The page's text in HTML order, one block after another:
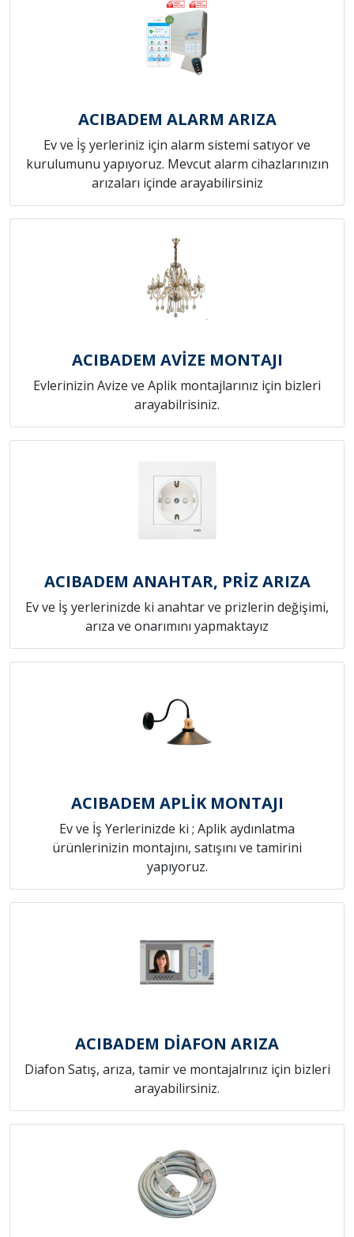
ACIBADEM ALARM ARIZA
Ev ve İş yerleriniz için alarm sistemi satıyor ve
kurulumunu yapıyoruz. Mevcut alarm cihazlarınızın
arızaları içinde arayabilirsiniz
ACIBADEM AVİZE MONTAJI
Evlerinizin Avize ve Aplik montajlarınız için bizleri
arayabilrisiniz.
ACIBADEM ANAHTAR, PRİZ ARIZA
Ev ve İş yerlerinizde ki anahtar ve prizlerin değişimi,
arıza ve onarımını yapmaktayız
ACIBADEM APLİK MONTAJI
Ev ve İş Yerlerinizde ki ; Aplik aydınlatma
ürünlerinizin montajını, satışını ve tamirini
yapıyoruz.
ACIBADEM DİAFON ARIZA
Diafon Satış, arıza, tamir ve montajalrınız için bizleri
arayabilirsiniz.